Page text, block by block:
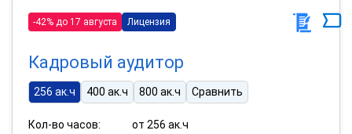
-42% до 17 августа Лицензия
Кадровый аудитор
256 ак.ч 400 ак.ч 800 ак.ч Сравнить
Кол-во часов:
от 256 ак.ч